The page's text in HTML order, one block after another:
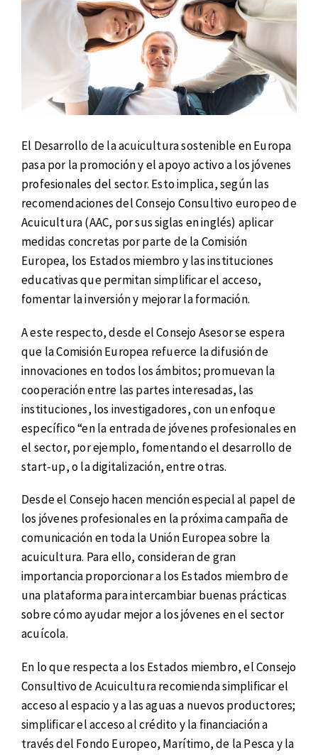
El Desarrollo de la acuicultura sostenible en Europa
pasa por la promoción y el apoyo activo a los jóvenes
profesionales del sector. Esto implica, según las
recomendaciones del Consejo Consultivo europeo de
Acuicultura (AAC, por sus siglas en inglés) aplicar
medidas concretas por parte de la Comisión
Europea, los Estados miembro y las instituciones
educativas que permitan simplificar el acceso,
fomentar la inversión y mejorar la formación.
A este respecto, desde el Consejo Asesor se espera
que la Comisión Europea refuerce la difusión de
innovaciones en todos los ámbitos; promuevan la
cooperación entre las partes interesadas, las
instituciones, los investigadores, con un enfoque
específico “en la entrada de jóvenes profesionales en
el sector, por ejemplo, fomentando el desarrollo de
start-up, o la digitalización, entre otras.
Desde el Consejo hacen mención especial al papel de
los jóvenes profesionales en la próxima campaña de
comunicación en toda la Unión Europea sobre la
acuicultura. Para ello, consideran de gran
importancia proporcionar a los Estados miembro de
una plataforma para intercambiar buenas prácticas
sobre cómo ayudar mejor a los jóvenes en el sector
acuícola.
En lo que respecta a los Estados miembro, el Consejo
Consultivo de Acuicultura recomienda simplificar el
acceso al espacio y a las aguas a nuevos productores;
simplificar el acceso al crédito y la financiación a
través del Fondo Europeo, Marítimo, de la Pesca y la